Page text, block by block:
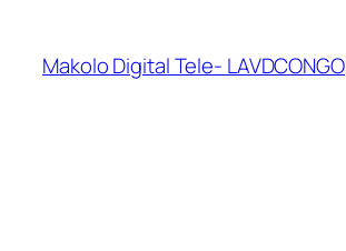
Makolo Digital Tele- LAVDCONGO